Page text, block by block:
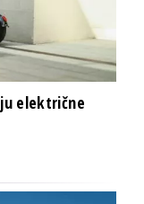
električne